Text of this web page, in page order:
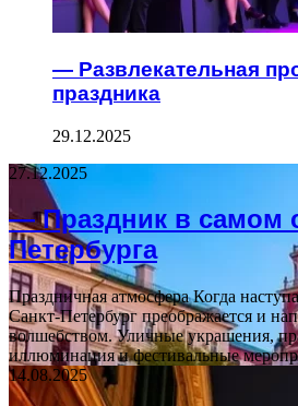
— Развлекательная
праздника
29.12.2025
27.12.2025
— Праздник в самом
Петербурга
Праздничная атмосфера Когда
Санкт-Петербург преображается и
волшебством. Уличные украшения,
иллюминация и фестивальные
14.08.2025